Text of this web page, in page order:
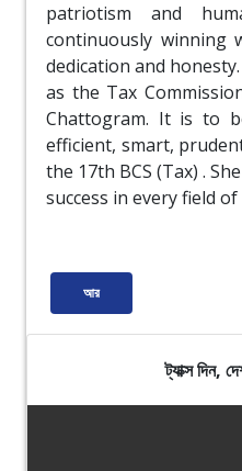
patriotism and
continuously winning
dedication and
as the Tax
Chattogram. It is to
efficient, smart,
the 17th BCS (Tax) .
success in every field
আর
ট্যাক্স দিন,